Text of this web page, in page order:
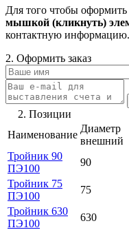
Для того чтобы оформить
мышкой (кликнуть)
контактную информацию.
2. Оформить заказ
2. Позиции
Наименование
Диаметр
внешний
Тройник 90
ПЭ100
90
Тройник 75
ПЭ100
75
Тройник 630
ПЭ100
630